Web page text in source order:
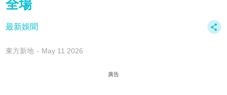
全場
最新娛聞
東方新地 May 11 2026
廣告